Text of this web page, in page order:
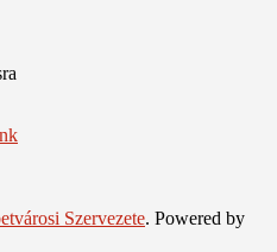
Szervezete. Powered by